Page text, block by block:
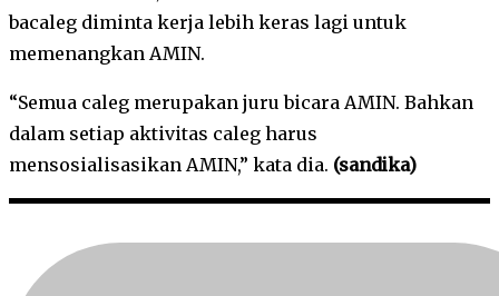
bacaleg diminta kerja lebih keras lagi untuk
memenangkan AMIN.
“Semua caleg merupakan juru bicara AMIN. Bahkan
dalam setiap aktivitas caleg harus
mensosialisasikan AMIN,” kata dia. (sandika)